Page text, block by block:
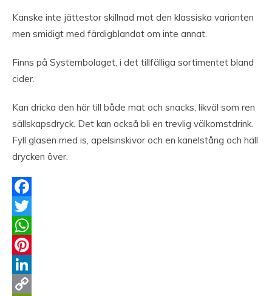
Kanske inte jättestor skillnad mot den klassiska varianten
men smidigt med färdigblandat om inte annat.
Finns på Systembolaget, i det tillfälliga sortimentet bland
cider.
Kan dricka den här till både mat och snacks, likväl som ren
sällskapsdryck. Det kan också bli en trevlig välkomstdrink.
Fyll glasen med is, apelsinskivor och en kanelstång och häll
drycken över.
Facebook
Twitter
WhatsApp
Pinterest
LinkedIn